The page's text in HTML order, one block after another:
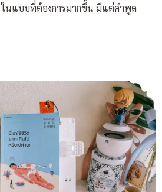
ในแบบที่ต้องการมากขึ้น มีแต่คำพูด